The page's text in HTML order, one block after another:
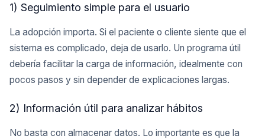
1) Seguimiento simple para el usuario
La adopción importa. Si el paciente o cliente siente que el
sistema es complicado, deja de usarlo. Un programa útil
debería facilitar la carga de información, idealmente con
pocos pasos y sin depender de explicaciones largas.
2) Información útil para analizar hábitos
No basta con almacenar datos. Lo importante es que la